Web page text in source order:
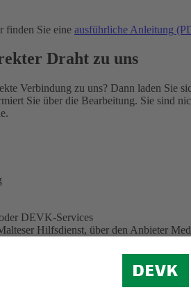
finden Sie eine ausführliche Anleitung
Draht zu uns
Verbindung zu uns? Dann laden Sie
Sie über die Bearbeitung. Sie sind
DEVK-Services
Hilfsdienst, über den Anbieter
Sie können also auf neue Funktionen